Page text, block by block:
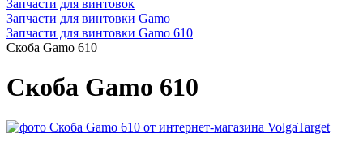
Запчасти для винтовок
Запчасти для винтовки Gamo
Запчасти для винтовки Gamo 610
Скоба Gamo 610
Скоба Gamo 610